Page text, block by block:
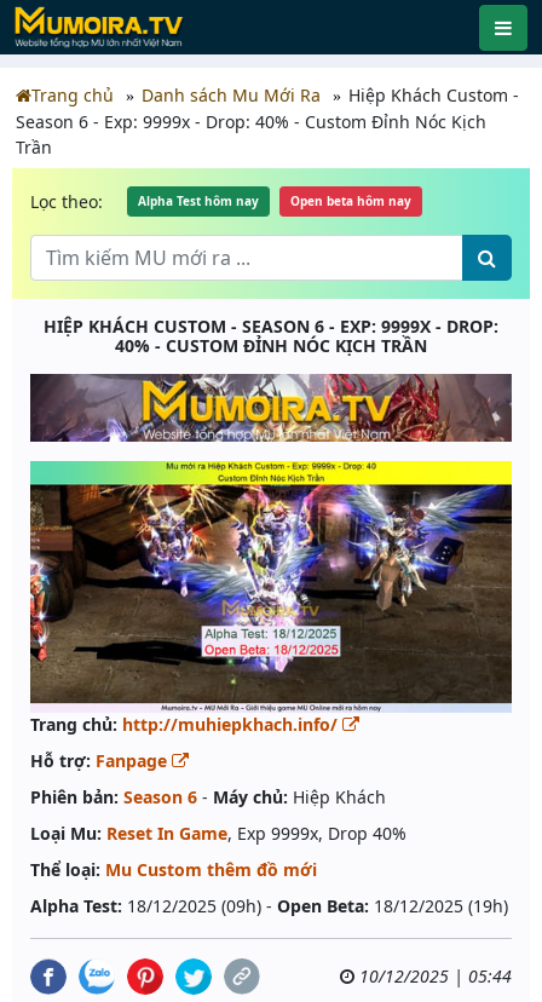
Trang chủ Danh sách Mu Mới Ra
Hiệp Khách Custom -
Season 6 - Exp: 9999x - Drop: 40% - Custom Đỉnh Nóc Kịch
Trần
Lọc theo: Alpha Test hôm nay Open beta hôm nay
HIỆP KHÁCH CUSTOM - SEASON 6 - EXP: 9999X - DROP:
40% - CUSTOM ĐỈNH NÓC KỊCH TRẦN
Trang chủ: http://muhiepkhach.info/
Hỗ trợ: Fanpage
Phiên bản: Season 6 - Máy chủ: Hiệp Khách
Loại Mu: Reset In Game, Exp 9999x, Drop 40%
Thể loại: Mu Custom thêm đồ mới
Alpha Test: 18/12/2025 (09h) - Open Beta: 18/12/2025 (19h)
10/12/2025 | 05:44